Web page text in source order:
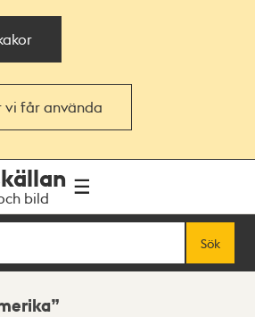
vi får använda
bild
Sök